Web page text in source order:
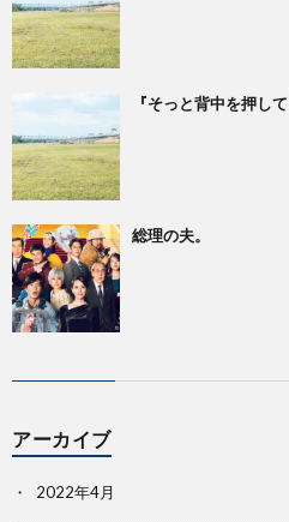
『そっと背中を押
総理の夫。
アーカイブ
2022年4月